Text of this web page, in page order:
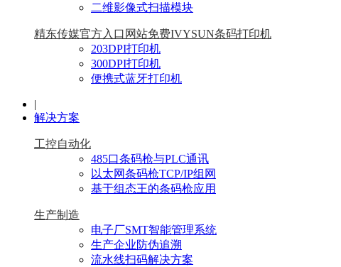
二维影像式扫描模块
精东传媒官方入口网站免费IVYSUN条码打印机
203DPI打印机
300DPI打印机
便携式蓝牙打印机
|
解决方案
工控自动化
485口条码枪与PLC通讯
以太网条码枪TCP/IP组网
基于组态王的条码枪应用
生产制造
电子厂SMT智能管理系统
生产企业防伪追溯
流水线扫码解决方案